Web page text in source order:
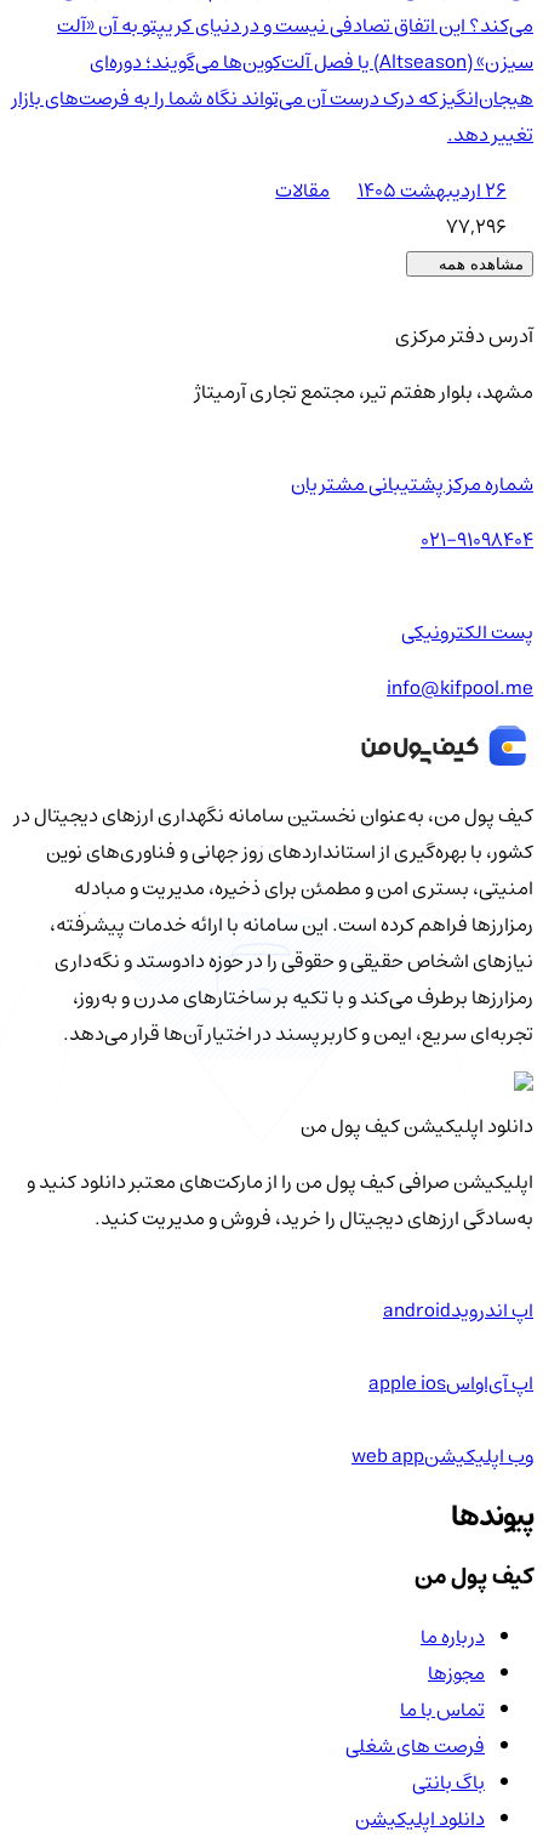
می‌کند؟ این اتفاق تصادفی نیست و در دنیای کریپتو به آن «آلت
سیزن» (Altseason) یا فصل آلت‌کوین‌ها می‌گویند؛ دوره‌ای
هیجان‌انگیز که درک درست آن می‌تواند نگاه شما را به فرصت‌های بازار
تغییر دهد.
۲۶ اردیبهشت ۱۴۰۵
مقالات
77,296
مشاهده همه
آدرس دفتر مرکزی
مشهد، بلوار هفتم تیر، مجتمع تجاری آرمیتاژ
شماره مرکز پشتیبانی مشتریان
021-91098404
پست الکترونیکی
info@kifpool.me
کیف‌ پول من، به‌عنوان نخستین سامانه نگهداری ارزهای دیجیتال در
کشور، با بهره‌گیری از استانداردهای روز جهانی و فناوری‌های نوین
امنیتی، بستری امن و مطمئن برای ذخیره، مدیریت و مبادله
رمزارزها فراهم کرده است. این سامانه با ارائه خدمات پیشرفته،
نیازهای اشخاص حقیقی و حقوقی را در حوزه دادوستد و نگه‌داری
رمزارزها برطرف می‌کند و با تکیه بر ساختارهای مدرن و به‌روز،
تجربه‌ای سریع، ایمن و کاربرپسند در اختیار آن‌ها قرار می‌دهد.
دانلود اپلیکیشن کیف‌ پول من
اپلیکیشن صرافی کیف پول من را از مارکت‌های معتبر دانلود کنید و
به‌سادگی ارزهای دیجیتال را خرید، فروش و مدیریت کنید.
اپ اندرویدandroid
اپ آی‌او‌اسapple ios
وب اپلیکیشنweb app
پیوندها
کیف پول من
درباره ما
مجوزها
تماس با ما
فرصت های شغلی
باگ بانتی
دانلود اپلیکیشن